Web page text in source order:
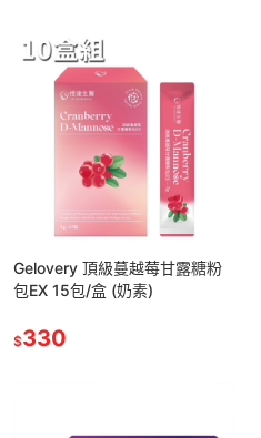
Gelovery 頂級蔓越莓甘露糖粉
包EX 15包/盒 (奶素)
$330